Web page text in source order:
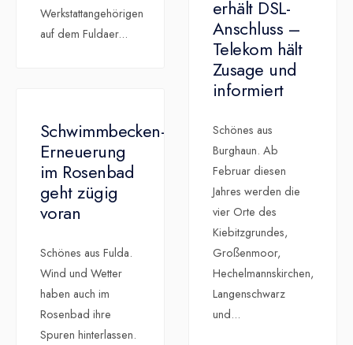
Werkstattangehörigen
auf dem Fuldaer...
erhält DSL-
Anschluss –
Telekom hält
Zusage und
informiert
Schönes aus
Burghaun. Ab
Februar diesen
Jahres werden die
vier Orte des
Kiebitzgrundes,
Großenmoor,
Hechelmannskirchen,
Langenschwarz
und...
Schwimmbecken-
Erneuerung
im Rosenbad
geht zügig
voran
Schönes aus Fulda.
Wind und Wetter
haben auch im
Rosenbad ihre
Spuren hinterlassen.